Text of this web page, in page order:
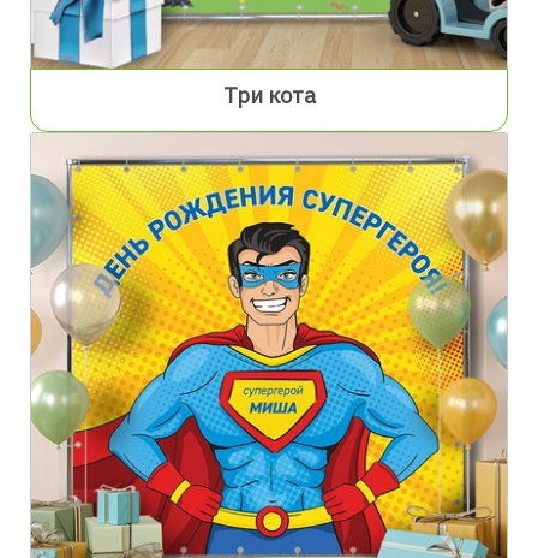
Три кота